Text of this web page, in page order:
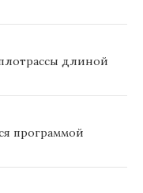
длиной
программой